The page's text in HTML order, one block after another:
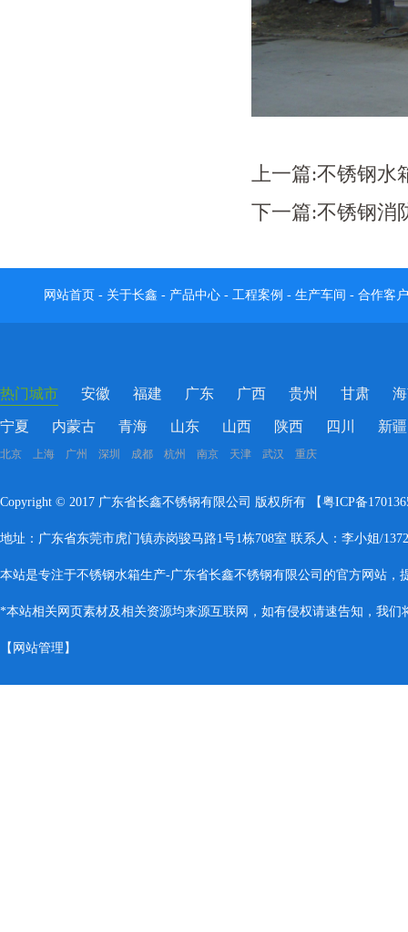
上一篇:不锈钢水
下一篇:不锈钢消
网站首页 - 关于长鑫 - 产品中心 - 工程案例 - 生产车间 - 合作客户
热门城市 安徽 福建 广东 广西 贵州 甘肃
宁夏 内蒙古 青海 山东 山西 陕西 四川 新疆
北京 上海 广州 深圳 成都 杭州 南京 天津 武汉 重庆
Copyright © 2017 广东省长鑫不锈钢有限公司 版权所有 【粤ICP备
地址：广东省东莞市虎门镇赤岗骏马路1号1栋708室 联系人：李小姐/
本站是专注于不锈钢水箱生产-广东省长鑫不锈钢有限公司的官方网站，
*本站相关网页素材及相关资源均来源互联网，如有侵权请速告知，我们
【 网站管理 】